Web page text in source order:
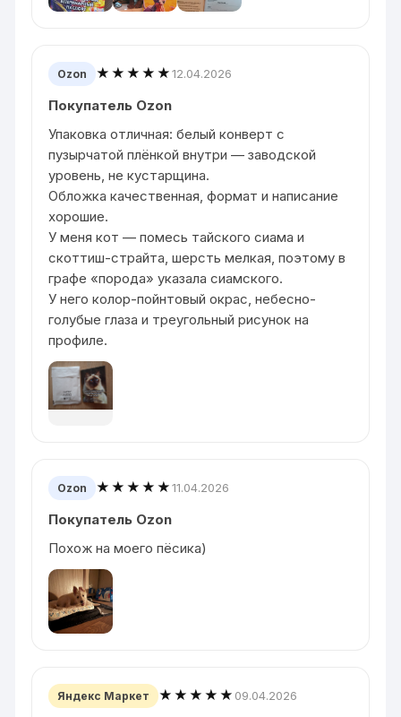
Ozon ★★★★★12.04.2026
Покупатель Ozon
Упаковка отличная: белый конверт с
пузырчатой плёнкой внутри — заводской
уровень, не кустарщина.
Обложка качественная, формат и написание
хорошие.
У меня кот — помесь тайского сиама и
скоттиш-страйта, шерсть мелкая, поэтому в
графе «порода» указала сиамского.
У него колор-пойнтовый окрас, небесно-
голубые глаза и треугольный рисунок на
профиле.
Ozon ★★★★★11.04.2026
Покупатель Ozon
Похож на моего пёсика)
Яндекс Маркет ★★★★★ 09.04.2026